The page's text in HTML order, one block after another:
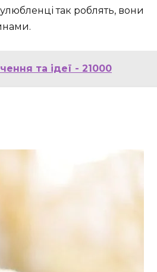
так роблять, вони
та ідеї - 21000